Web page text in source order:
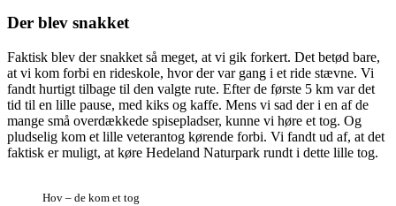
Der blev snakket
Faktisk blev der snakket så meget, at vi gik forkert. Det betød bare,
at vi kom forbi en rideskole, hvor der var gang i et ride stævne. Vi
fandt hurtigt tilbage til den valgte rute. Efter de første 5 km var det
tid til en lille pause, med kiks og kaffe. Mens vi sad der i en af de
mange små overdækkede spisepladser, kunne vi høre et tog. Og
pludselig kom et lille veterantog kørende forbi. Vi fandt ud af, at det
faktisk er muligt, at køre Hedeland Naturpark rundt i dette lille tog.
Hov – de kom et tog